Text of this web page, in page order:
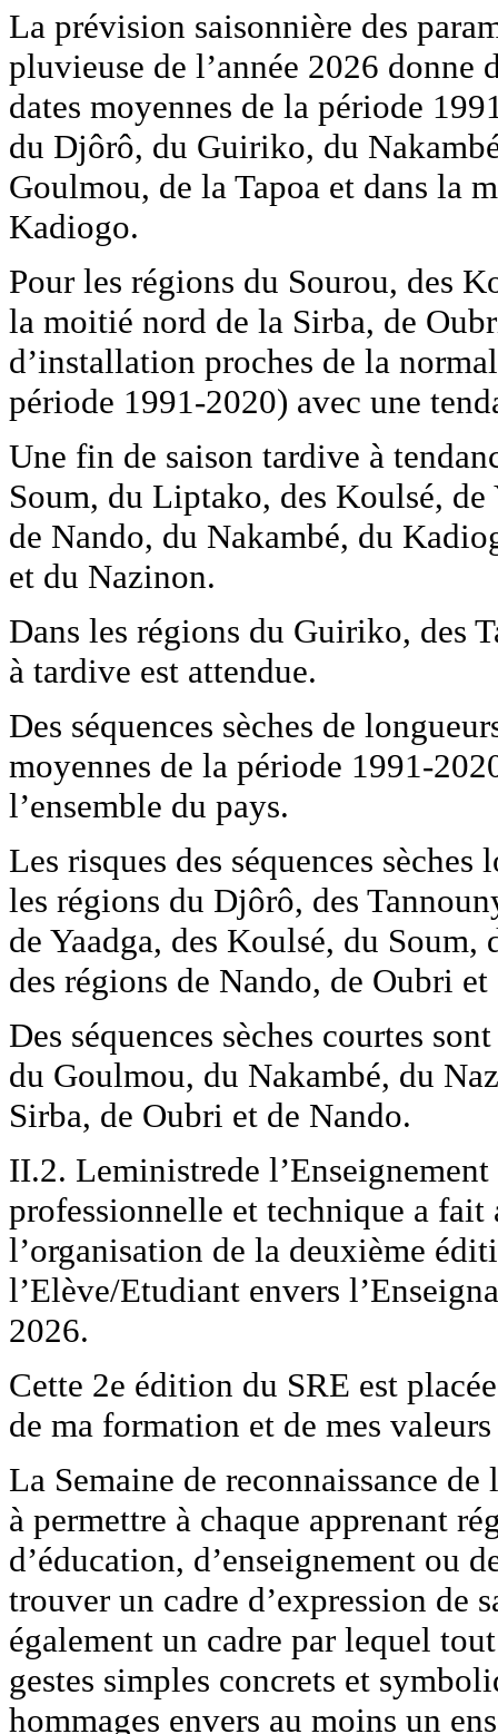
La prévision saisonnière des
pluvieuse de l’année 2026 donne
dates moyennes de la période
du Djôrô, du Guiriko, du
Goulmou, de la Tapoa et dans la
Kadiogo.
Pour les régions du Sourou, des
la moitié nord de la Sirba, de
d’installation proches de la
période 1991-2020) avec une
Une fin de saison tardive à
Soum, du Liptako, des Koulsé,
de Nando, du Nakambé, du
et du Nazinon.
Dans les régions du Guiriko, des
à tardive est attendue.
Des séquences sèches de
moyennes de la période 1991-
l’ensemble du pays.
Les risques des séquences
les régions du Djôrô, des
de Yaadga, des Koulsé, du
des régions de Nando, de Oubri
Des séquences sèches courtes
du Goulmou, du Nakambé, du
Sirba, de Oubri et de Nando.
II.2. Leministrede
professionnelle et technique a
l’organisation de la deuxième
l’Elève/Etudiant envers
2026.
Cette 2e édition du SRE est
de ma formation et de mes
La Semaine de reconnaissance
à permettre à chaque apprenant
d’éducation, d’enseignement ou
trouver un cadre d’expression de
également un cadre par lequel
gestes simples concrets et
hommages envers au moins un